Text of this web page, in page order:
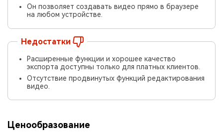
Он позволяет создавать видео прямо в браузере
на любом устройстве.
Недостатки
Расширенные функции и хорошее качество
экспорта доступны только для платных клиентов.
Отсутствие продвинутых функций редактирования
видео.
Ценообразование